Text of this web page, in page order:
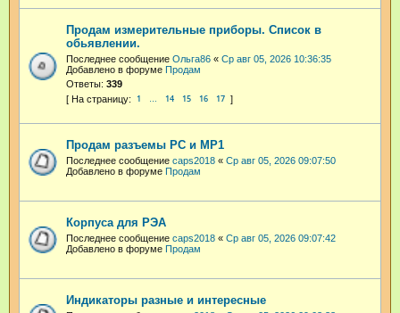
Продам измерительные приборы. Список в
обьявлении.
Последнее сообщение Ольга86 « Ср авг 05, 2026 10:36:35
Добавлено в форуме Продам
Ответы: 339
1 … 14 15 16 17
Продам разъемы РС и МР1
Последнее сообщение caps2018 « Ср авг 05, 2026 09:07:50
Добавлено в форуме Продам
Корпуса для РЭА
Последнее сообщение caps2018 « Ср авг 05, 2026 09:07:42
Добавлено в форуме Продам
Индикаторы разные и интересные